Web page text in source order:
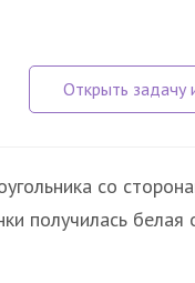
со
получилась